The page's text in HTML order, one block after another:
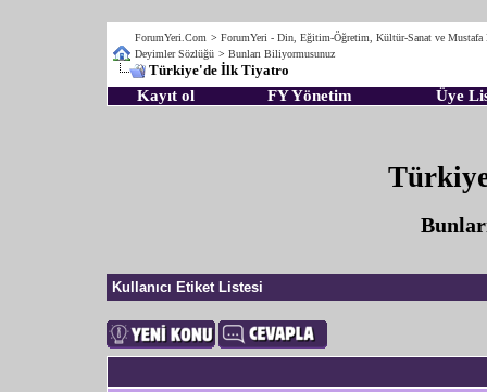
ForumYeri.Com > ForumYeri - Din, Eğitim-Öğretim, Kültür-Sanat ve Mustafa
Deyimler Sözlüğü > Bunları Biliyormusunuz
Türkiye'de İlk Tiyatro
Kayıt ol FY Yönetim Üye
Kullanıcı Etiket Listesi